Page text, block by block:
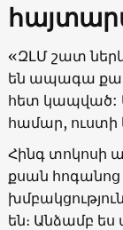
«ԶԼՄ շատ
են ապագա
հետ կապված:
համար, ուստի
Հինգ տոկոսի
քսան
են։ Անձամբ